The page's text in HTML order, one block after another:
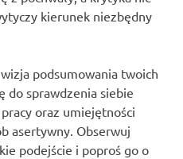
kierunek niezbędny
podsumowania twoich
do sprawdzenia siebie
oraz umiejętności
asertywny. Obserwuj
podejście i poproś go o